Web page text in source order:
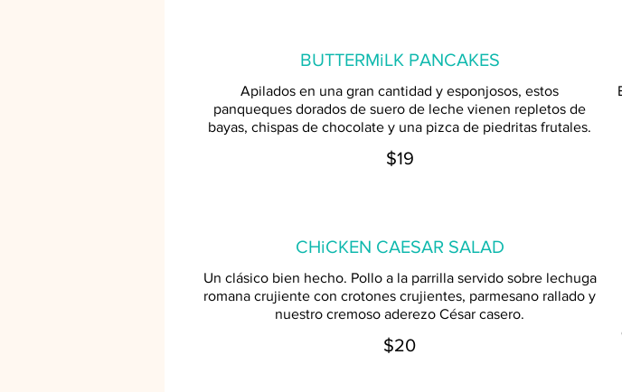
BUTTERMiLK PANCAKES
Apilados en una gran cantidad y esponjosos, estos
panqueques dorados de suero de leche vienen repletos de
bayas, chispas de chocolate y una pizca de piedritas frutales.
$19
CHiCKEN CAESAR SALAD
Un clásico bien hecho. Pollo a la parrilla servido sobre lechuga
romana crujiente con crotones crujientes, parmesano rallado y
nuestro cremoso aderezo César casero.
$20